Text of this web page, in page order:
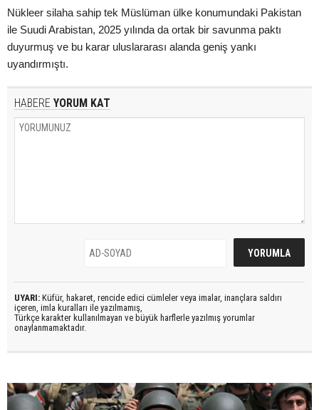
Nükleer silaha sahip tek Müslüman ülke konumundaki Pakistan
ile Suudi Arabistan, 2025 yılında da ortak bir savunma paktı
duyurmuş ve bu karar uluslararası alanda geniş yankı
uyandırmıştı.
HABERE YORUM KAT
UYARI: Küfür, hakaret, rencide edici cümleler veya imalar, inançlara saldırı
içeren, imla kuralları ile yazılmamış,
Türkçe karakter kullanılmayan ve büyük harflerle yazılmış yorumlar
onaylanmamaktadır.